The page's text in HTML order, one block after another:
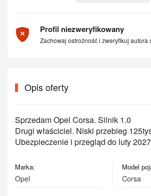
Profil niezweryfikowany
Zachowaj ostrożność i zweryfikuj autora
Opis oferty
Sprzedam Opel Corsa. Silnik 1.0
Drugi właściciel. Niski przebieg
Ubezpieczenie i przegląd do luty
Marka:
Opel
Model
Corsa